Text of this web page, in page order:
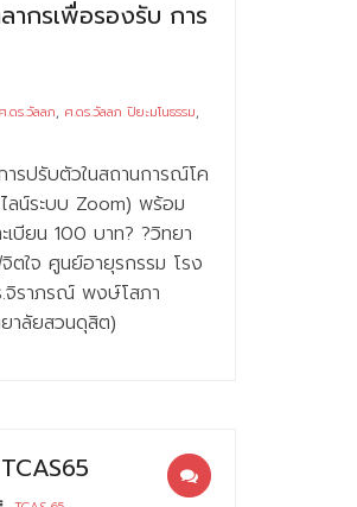
ากรเพื่อรองรับ การ
ศ.ดร.วัลลภ, ศ.ดร.วัลลภ ปิยะมโนธรรม,
รปรับตัวในสถานการณ์โค
ลน์ระบบ Zoom) พร้อม
บียน 100 บาท? ?วิทยา
ตใจ ศูนย์อายุรกรรม โรง
.จิราภรณ์ พงษ์โสภา
าลัยสวนดุสิต)